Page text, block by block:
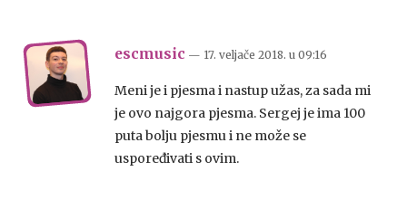
escmusic — 17. veljače 2018. u 09:16
Meni je i pjesma i nastup užas, za sada mi
je ovo najgora pjesma. Sergej je ima 100
puta bolju pjesmu i ne može se
uspoređivati s ovim.